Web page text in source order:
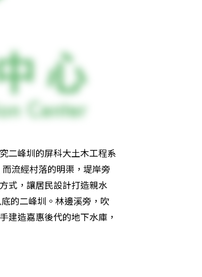
二峰圳的屏科大土木工程系
流經村落的明渠，堤岸旁
式，讓居民設計打造親水
的二峰圳。林邊溪旁，吹
建造嘉惠後代的地下水庫，